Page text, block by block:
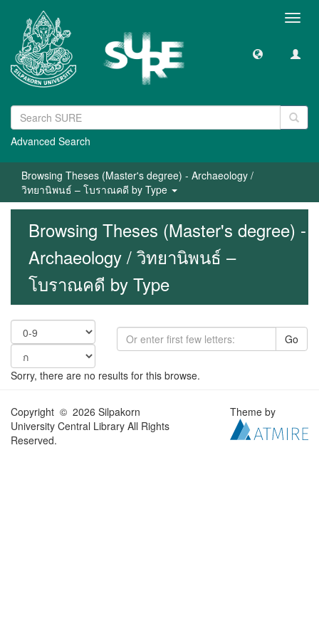
Advanced Search
Browsing Theses (Master's degree) - Archaeology /
วิทยานิพนธ์ – โบราณคดี by Type
Browsing Theses (Master's degree) -
Archaeology / วิทยานิพนธ์ –
โบราณคดี by Type
Go
Sorry, there are no results for this browse.
Copyright © 2026 Silpakorn
University Central Library All Rights
Reserved.
Theme by